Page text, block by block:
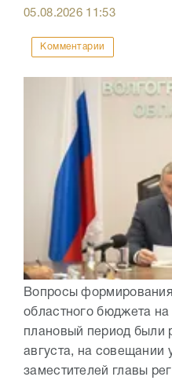
05.08.2026 11:53
Комментарии
Вопросы
областного бюджета
плановый период были
августа, на совещании
заместителей главы